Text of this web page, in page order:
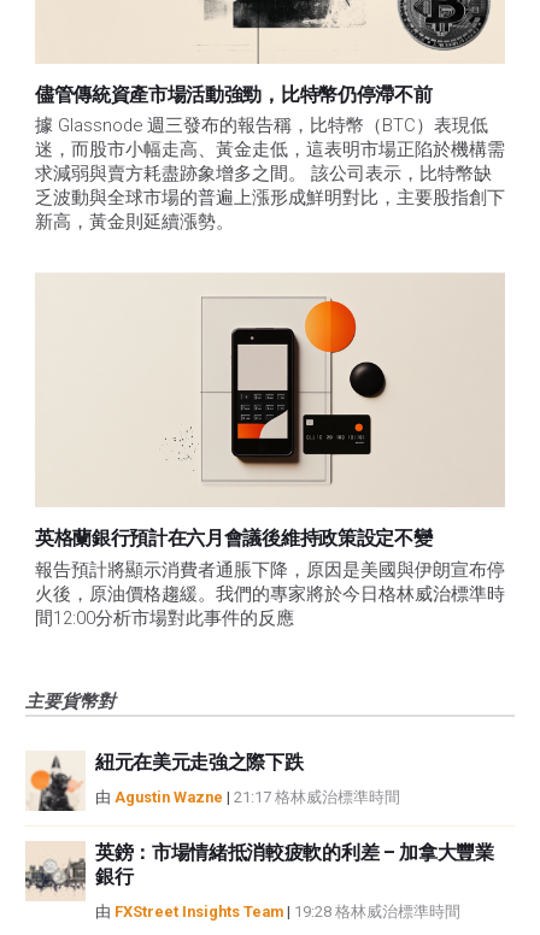
儘管傳統資產市場活動強勁，比特幣仍停滯不前
據 Glassnode 週三發布的報告稱，比特幣（BTC）表現低
迷，而股市小幅走高、黃金走低，這表明市場正陷於機構需
求減弱與賣方耗盡跡象增多之間。 該公司表示，比特幣缺
乏波動與全球市場的普遍上漲形成鮮明對比，主要股指創下
新高，黃金則延續漲勢。
英格蘭銀行預計在六月會議後維持政策設定不變
報告預計將顯示消費者通脹下降，原因是美國與伊朗宣布停
火後，原油價格趨緩。我們的專家將於今日格林威治標準時
間12:00分析市場對此事件的反應
主要貨幣對
紐元在美元走強之際下跌
由 Agustin Wazne | 21:17 格林威治標準時間
英鎊：市場情緒抵消較疲軟的利差 – 加拿大豐業
銀行
由 FXStreet Insights Team | 19:28 格林威治標準時間